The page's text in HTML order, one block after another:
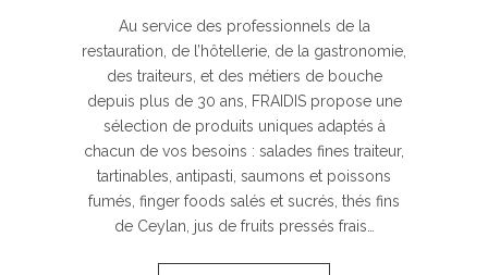
Au service des professionnels de la
restauration, de l’hôtellerie, de la gastronomie,
des traiteurs, et des métiers de bouche
depuis plus de 30 ans, FRAIDIS propose une
sélection de produits uniques adaptés à
chacun de vos besoins : salades fines traiteur,
tartinables, antipasti, saumons et poissons
fumés, finger foods salés et sucrés, thés fins
de Ceylan, jus de fruits pressés frais…